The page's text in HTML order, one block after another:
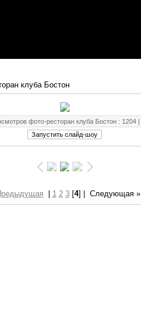
клуба Бостон
фото-ресторан клуба Бостон : 1204 |
1 2 3[4] | Следующая »